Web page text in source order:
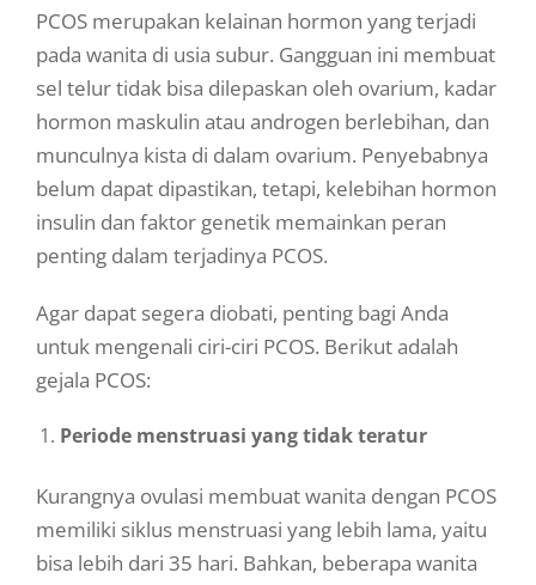
PCOS merupakan kelainan hormon yang terjadi
pada wanita di usia subur. Gangguan ini membuat
sel telur tidak bisa dilepaskan oleh ovarium, kadar
hormon maskulin atau androgen berlebihan, dan
munculnya kista di dalam ovarium. Penyebabnya
belum dapat dipastikan, tetapi, kelebihan hormon
insulin dan faktor genetik memainkan peran
penting dalam terjadinya PCOS.
Agar dapat segera diobati, penting bagi Anda
untuk mengenali ciri-ciri PCOS. Berikut adalah
gejala PCOS:
Periode menstruasi yang tidak teratur
Kurangnya ovulasi membuat wanita dengan PCOS
memiliki siklus menstruasi yang lebih lama, yaitu
bisa lebih dari 35 hari. Bahkan, beberapa wanita